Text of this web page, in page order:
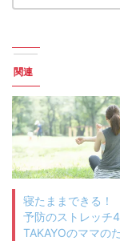
関連
寝たままできる
予防のストレッチ
TAKAYOのママの